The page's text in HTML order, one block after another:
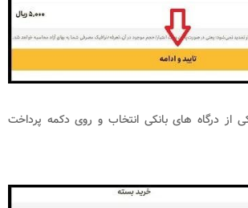
از درگاه های بانکی انتخاب و روی دکمه پرداخت